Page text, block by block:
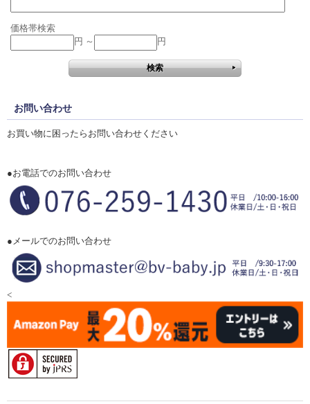
価格帯検索
円 ～
円
お問い合わせ
お買い物に困ったらお問い合わせください
●お電話でのお問い合わせ
●メールでのお問い合わせ
<